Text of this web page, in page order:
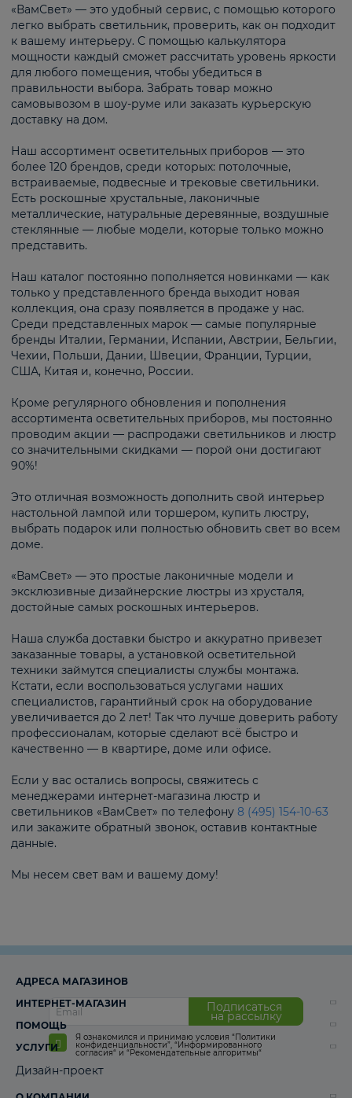
«ВамСвет» — это удобный сервис, с помощью которого
легко выбрать светильник, проверить, как он подходит
к вашему интерьеру. С помощью калькулятора
мощности каждый сможет рассчитать уровень яркости
для любого помещения, чтобы убедиться в
правильности выбора. Забрать товар можно
самовывозом в шоу-руме или заказать курьерскую
доставку на дом.
Наш ассортимент осветительных приборов — это
более 120 брендов, среди которых: потолочные,
встраиваемые, подвесные и трековые светильники.
Есть роскошные хрустальные, лаконичные
металлические, натуральные деревянные, воздушные
стеклянные — любые модели, которые только можно
представить.
Наш каталог постоянно пополняется новинками — как
только у представленного бренда выходит новая
коллекция, она сразу появляется в продаже у нас.
Среди представленных марок — самые популярные
бренды Италии, Германии, Испании, Австрии, Бельгии,
Чехии, Польши, Дании, Швеции, Франции, Турции,
США, Китая и, конечно, России.
Кроме регулярного обновления и пополнения
ассортимента осветительных приборов, мы постоянно
проводим акции — распродажи светильников и люстр
со значительными скидками — порой они достигают
90%!
Это отличная возможность дополнить свой интерьер
настольной лампой или торшером, купить люстру,
выбрать подарок или полностью обновить свет во всем
доме.
«ВамСвет» — это простые лаконичные модели и
эксклюзивные дизайнерские люстры из хрусталя,
достойные самых роскошных интерьеров.
Наша служба доставки быстро и аккуратно привезет
заказанные товары, а установкой осветительной
техники займутся специалисты службы монтажа.
Кстати, если воспользоваться услугами наших
специалистов, гарантийный срок на оборудование
увеличивается до 2 лет! Так что лучше доверить работу
профессионалам, которые сделают всё быстро и
качественно — в квартире, доме или офисе.
Если у вас остались вопросы, свяжитесь с
менеджерами интернет-магазина люстр и
светильников «ВамСвет» по телефону 8 (495) 154-10-63
или закажите обратный звонок, оставив контактные
данные.
Мы несем свет вам и вашему дому!
Подписаться
на рассылку
Я ознакомился и принимаю условия “Политики
конфиденциальности”, “Информированного
согласия“ и “Рекомендательные алгоритмы“
АДРЕСА МАГАЗИНОВ
ИНТЕРНЕТ-МАГАЗИН
ПОМОЩЬ
УСЛУГИ
Дизайн-проект